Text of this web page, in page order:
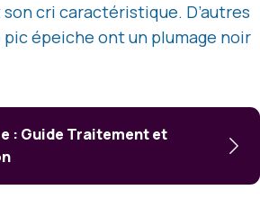
cri caractéristique. D’autres
épeiche ont un plumage noir
: Guide Traitement et